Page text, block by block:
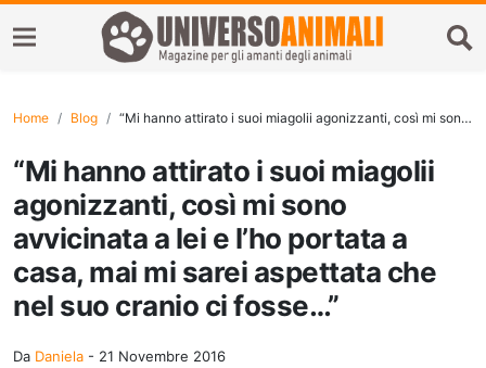
Home Blog “Mi hanno attirato i suoi miagolii agonizzanti, così mi sono avvicinata a lei e l’ho portata a casa, mai mi sarei aspettata che nel suo cranio ci fosse…”
“Mi hanno attirato i suoi miagolii
agonizzanti, così mi sono
avvicinata a lei e l’ho portata a
casa, mai mi sarei aspettata che
nel suo cranio ci fosse…”
Da Daniela - 21 Novembre 2016